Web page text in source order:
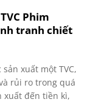
Phim
tranh chiết
xuất một TVC,
rủi ro trong quá
đến tiền kì,